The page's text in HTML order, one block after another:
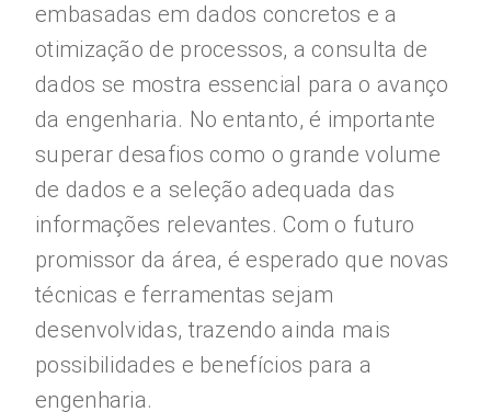
embasadas em dados concretos e a
otimização de processos, a consulta de
dados se mostra essencial para o avanço
da engenharia. No entanto, é importante
superar desafios como o grande volume
de dados e a seleção adequada das
informações relevantes. Com o futuro
promissor da área, é esperado que novas
técnicas e ferramentas sejam
desenvolvidas, trazendo ainda mais
possibilidades e benefícios para a
engenharia.